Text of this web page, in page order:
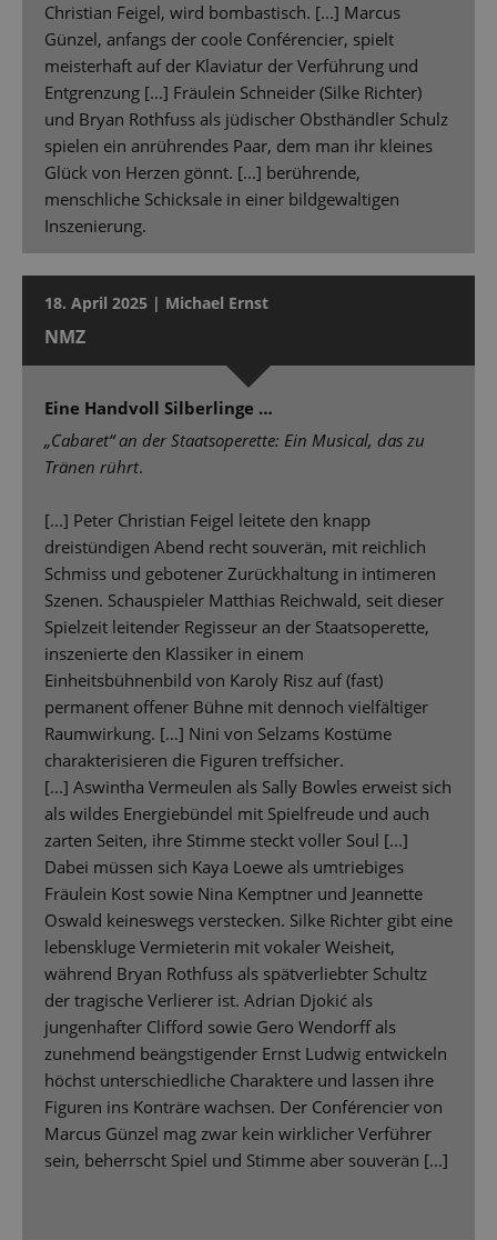
Christian Feigel, wird bombastisch. [...] Marcus
Günzel, anfangs der coole Conférencier, spielt
meisterhaft auf der Klaviatur der Verführung und
Entgrenzung [...] Fräulein Schneider (Silke Richter)
und Bryan Rothfuss als jüdischer Obsthändler Schulz
spielen ein anrührendes Paar, dem man ihr kleines
Glück von Herzen gönnt. [...] berührende,
menschliche Schicksale in einer bildgewaltigen
Inszenierung.
18. April 2025 | Michael Ernst
NMZ
Eine Handvoll Silberlinge …
„Cabaret“ an der Staatsoperette: Ein Musical, das zu
Tränen rührt.
[...] Peter Christian Feigel leitete den knapp
dreistündigen Abend recht souverän, mit reichlich
Schmiss und gebotener Zurückhaltung in intimeren
Szenen. Schauspieler Matthias Reichwald, seit dieser
Spielzeit leitender Regisseur an der Staatsoperette,
inszenierte den Klassiker in einem
Einheitsbühnenbild von Karoly Risz auf (fast)
permanent offener Bühne mit dennoch vielfältiger
Raumwirkung. […] Nini von Selzams Kostüme
charakterisieren die Figuren treffsicher.
[...] Aswintha Vermeulen als Sally Bowles erweist sich
als wildes Energiebündel mit Spielfreude und auch
zarten Seiten, ihre Stimme steckt voller Soul [...]
Dabei müssen sich Kaya Loewe als umtriebiges
Fräulein Kost sowie Nina Kemptner und Jeannette
Oswald keineswegs verstecken. Silke Richter gibt eine
lebenskluge Vermieterin mit vokaler Weisheit,
während Bryan Rothfuss als spätverliebter Schultz
der tragische Verlierer ist. Adrian Djokić als
jungenhafter Clifford sowie Gero Wendorff als
zunehmend beängstigender Ernst Ludwig entwickeln
höchst unterschiedliche Charaktere und lassen ihre
Figuren ins Konträre wachsen. Der Conférencier von
Marcus Günzel mag zwar kein wirklicher Verführer
sein, beherrscht Spiel und Stimme aber souverän [...]